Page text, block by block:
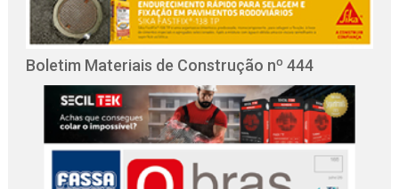
Boletim Materiais de Construção nº 444